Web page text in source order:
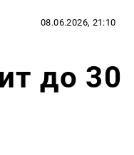
08.06.2026, 21:10
до 30